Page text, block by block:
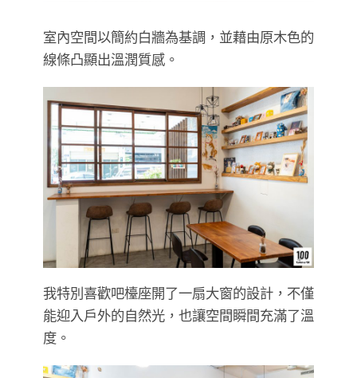
室內空間以簡約白牆為基調，並藉由原木色的
線條凸顯出溫潤質感。
我特別喜歡吧檯座開了一扇大窗的設計，不僅
能迎入戶外的自然光，也讓空間瞬間充滿了溫
度。